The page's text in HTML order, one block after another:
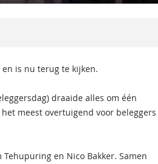
en is nu terug te kijken.
draaide alles om één
meest overtuigend voor beleggers
en Nico Bakker. Samen